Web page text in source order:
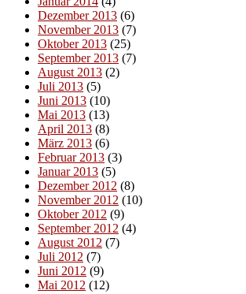
Dezember 2013 (6)
November 2013 (7)
Oktober 2013 (25)
September 2013 (7)
August 2013 (2)
Juli 2013 (5)
Juni 2013 (10)
Mai 2013 (13)
April 2013 (8)
März 2013 (6)
Februar 2013 (3)
Januar 2013 (5)
Dezember 2012 (8)
November 2012 (10)
Oktober 2012 (9)
September 2012 (4)
August 2012 (7)
Juli 2012 (7)
Juni 2012 (9)
Mai 2012 (12)